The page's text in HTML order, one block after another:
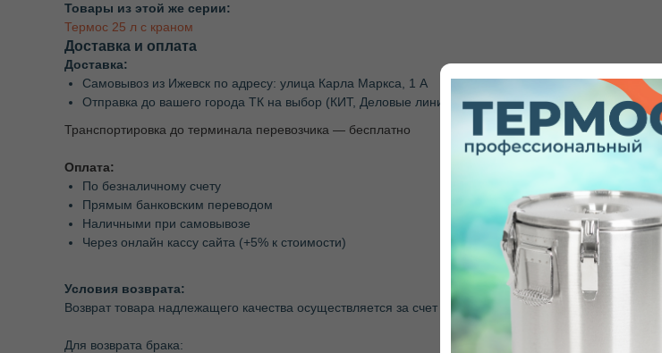
Товары из этой же серии:
Термос 25 л с краном
Доставка и оплата
Доставка:
Самовывоз из Ижевск по адресу: улица Карла Маркса, 1 А
Отправка до вашего города ТК на выбор (КИТ, Деловые линии, ПЭК, Почта России, СДЭК) — от
Транспортировка до терминала перевозчика — бесплатно
Оплата:
По безналичному счету
Прямым банковским переводом
Наличными при самовывозе
Через онлайн кассу сайта (+5% к стоимости)
Условия возврата:
Возврат товара надлежащего качества осуществляется за счет покупателя.
Для возврата брака: